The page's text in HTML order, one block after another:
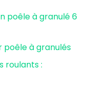
poêle à granulé 6
poêle à granulés
roulants :